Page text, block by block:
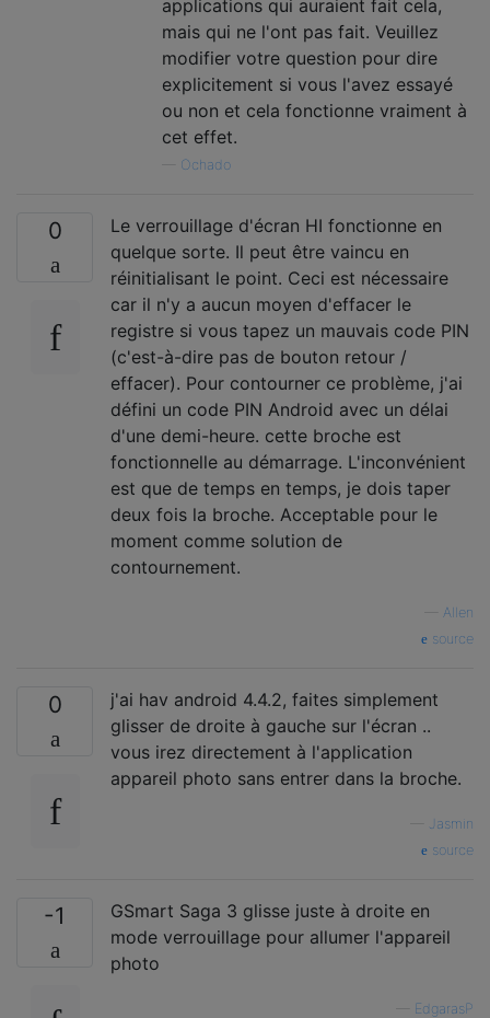
applications qui auraient fait cela,
mais qui ne l'ont pas fait. Veuillez
modifier votre question pour dire
explicitement si vous l'avez essayé
ou non et cela fonctionne vraiment à
cet effet.
Ochado
0
Le verrouillage d'écran HI fonctionne en
quelque sorte. Il peut être vaincu en
réinitialisant le point. Ceci est nécessaire
car il n'y a aucun moyen d'effacer le
registre si vous tapez un mauvais code PIN
(c'est-à-dire pas de bouton retour /
effacer). Pour contourner ce problème, j'ai
défini un code PIN Android avec un délai
d'une demi-heure. cette broche est
fonctionnelle au démarrage. L'inconvénient
est que de temps en temps, je dois taper
deux fois la broche. Acceptable pour le
moment comme solution de
contournement.
Allen
source
0
j'ai hav android 4.4.2, faites simplement
glisser de droite à gauche sur l'écran ..
vous irez directement à l'application
appareil photo sans entrer dans la broche.
Jasmin
source
-1
GSmart Saga 3 glisse juste à droite en
mode verrouillage pour allumer l'appareil
photo
EdgarasP